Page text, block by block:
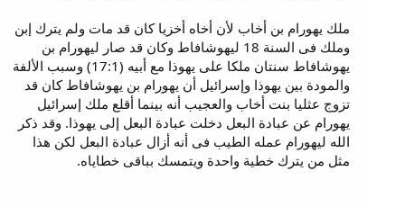
ملك يهورام بن أخاب لأن أخاه أخزيا كان قد مات ولم يترك إبن
وملك فى السنة 18 ليهوشافاط وكان قد صار ليهورام بن
يهوشافاط سنتان ملكا على يهوذا مع أبيه (17:1) وسبب الألفة
والمودة بين يهوذا وإسرائيل أن يهورام بن يهوشافاط كان قد
تزوج عثليا بنت أخاب والعجيب أنه بينما أقلع ملك إسرائيل
يهورام عن عبادة البعل دخلت عبادة البعل إلى يهوذا. وقد ذكر
الله ليهورام عمله الطيب فى أنه أزال عبادة البعل لكن هذا
مثل من يترك خطية واحدة ويتمسك بباقى خطاياه.